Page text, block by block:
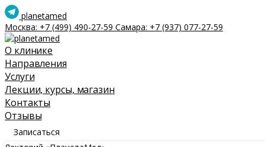
planetamed
Москва: +7 (499) 490-27-59 Самара: +7 (937) 077-27-59
О клинике
Направления
Услуги
Лекции, курсы, магазин
Контакты
Отзывы
Записаться